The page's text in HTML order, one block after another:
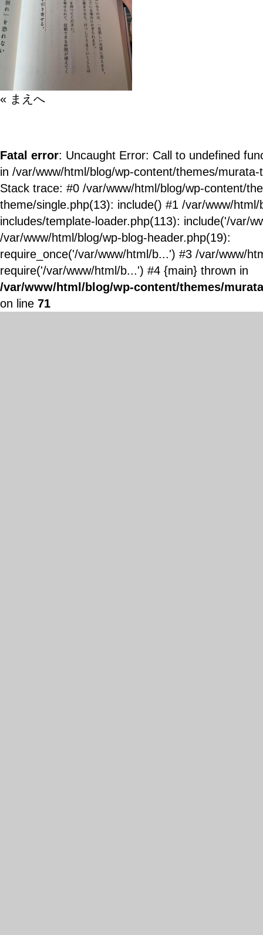
« まえへ
Fatal error: Uncaught Error: Call to undefined
in /var/www/html/blog/wp-content/themes/
Stack trace: #0 /var/www/html/blog/wp-content/
theme/single.php(13): include() #1 /var/www/html/
includes/template-loader.php(113): include('/var/
/var/www/html/blog/wp-blog-header.php(19):
require_once('/var/www/html/b...') #3 /var/www/
require('/var/www/html/b...') #4 {main} thrown in
/var/www/html/blog/wp-content/themes/
on line 71